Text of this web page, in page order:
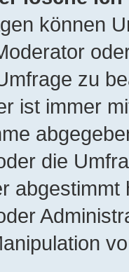
können
zu
ist immer
die